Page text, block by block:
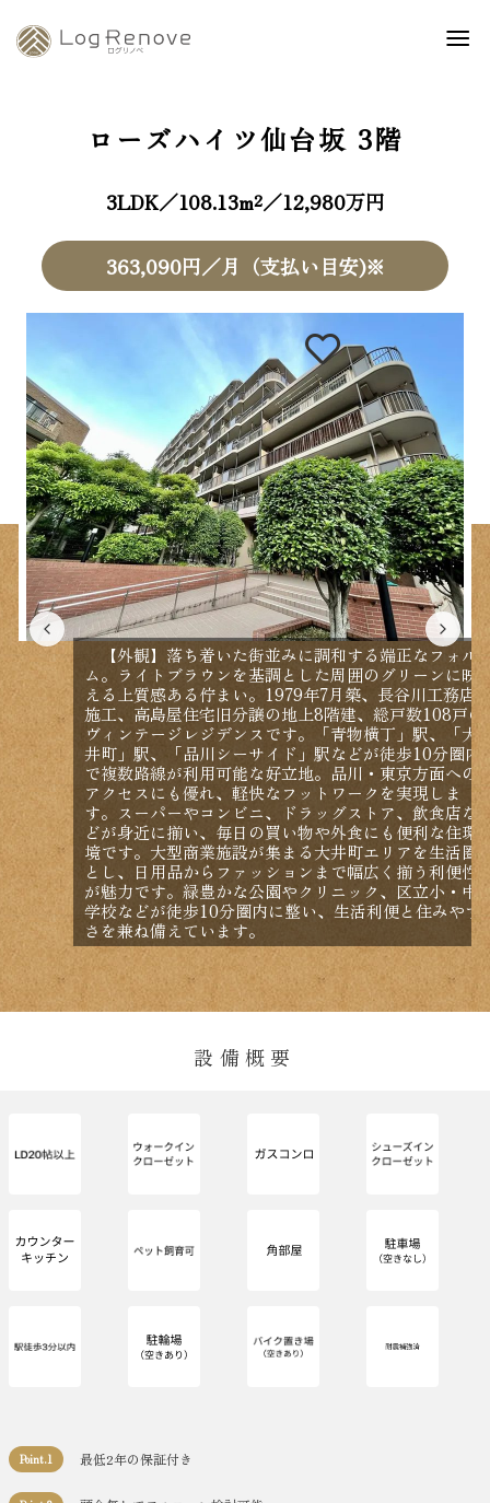
ローズハイツ仙台坂 3階
3LDK／108.13m²／12,980万円
363,090円／月（支払い目安)※
【外観】落ち着いた街並みに調和する端正なフォル
ム。ライトブラウンを基調とした周囲のグリーンに映
える上質感ある佇まい。1979年7月築、長谷川工務店
施工、高島屋住宅旧分譲の地上8階建、総戸数108戸の
ヴィンテージレジデンスです。「青物横丁」駅、「大
井町」駅、「品川シーサイド」駅などが徒歩10分圏内
で複数路線が利用可能な好立地。品川・東京方面への
アクセスにも優れ、軽快なフットワークを実現しま
す。スーパーやコンビニ、ドラッグストア、飲食店な
どが身近に揃い、毎日の買い物や外食にも便利な住環
境です。大型商業施設が集まる大井町エリアを生活圏
とし、日用品からファッションまで幅広く揃う利便性
が魅力です。緑豊かな公園やクリニック、区立小・中
学校などが徒歩10分圏内に整い、生活利便と住みやす
さを兼ね備えています。
設備概要
Point.1 最低2年の保証付き